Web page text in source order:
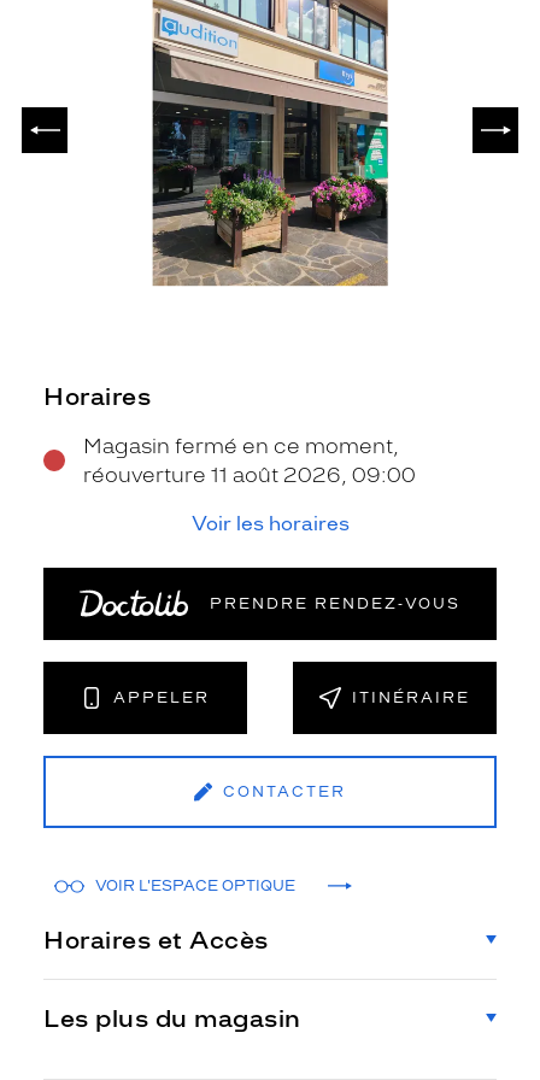
PRÉCÉDENT
Horaires
Magasin fermé en ce moment,
réouverture 11 août 2026, 09:00
Voir les horaires
PRENDRE RENDEZ‑VOUS
APPELER ITINÉRAIRE
CONTACTER
VOIR L'ESPACE OPTIQUE
Horaires et Accès
Les plus du magasin